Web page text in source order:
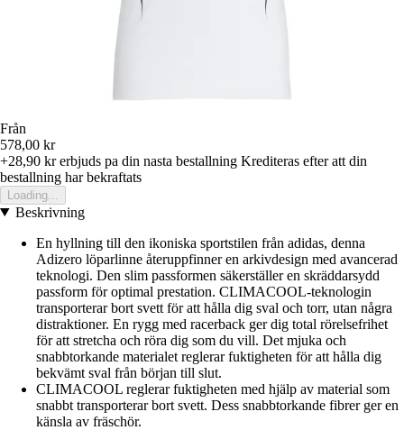
Från
578,00 kr
+28,90 krerbjuds pa din nasta bestallning Krediteras efter att din
bestallning har bekraftats
Loading...
Beskrivning
En hyllning till den ikoniska sportstilen från adidas, denna
Adizero löparlinne återuppfinner en arkivdesign med avancerad
teknologi. Den slim passformen säkerställer en skräddarsydd
passform för optimal prestation. CLIMACOOL-teknologin
transporterar bort svett för att hålla dig sval och torr, utan några
distraktioner. En rygg med racerback ger dig total rörelsefrihet
för att stretcha och röra dig som du vill. Det mjuka och
snabbtorkande materialet reglerar fuktigheten för att hålla dig
bekvämt sval från början till slut.
CLIMACOOL reglerar fuktigheten med hjälp av material som
snabbt transporterar bort svett. Dess snabbtorkande fibrer ger en
känsla av fräschör.